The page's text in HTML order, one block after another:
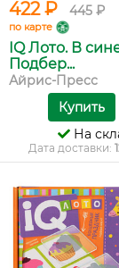
422 ₽ 445 ₽
по карте
IQ Лото. В
Подбер...
Айрис-Пресс
Купить
На
Дата доставки: